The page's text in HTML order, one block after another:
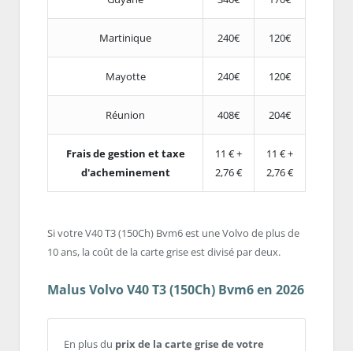
Martinique 240€ 120€
Mayotte 240€ 120€
Réunion 408€ 204€
Frais de gestion et taxe
d'acheminement
11 € +
2,76 €
11 € +
2,76 €
Si votre V40 T3 (150Ch) Bvm6 est une Volvo de plus de
10 ans, la coût de la carte grise est divisé par deux.
Malus Volvo V40 T3 (150Ch) Bvm6 en 2026
En plus du prix de la carte grise de votre